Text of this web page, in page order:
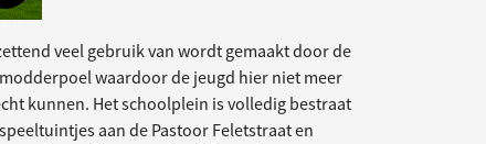
veel gebruik van wordt gemaakt door de
waardoor de jeugd hier niet meer
kunnen. Het schoolplein is volledig bestraat
aan de Pastoor Feletstraat en